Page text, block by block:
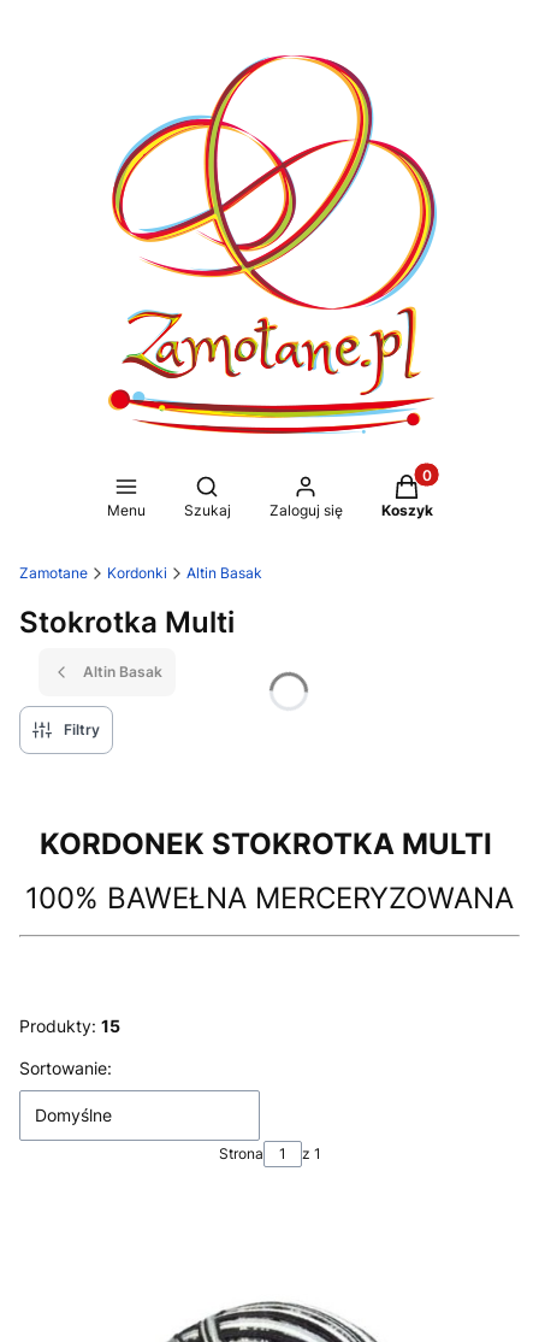
Menu
Otwórz wyszukiwarkę
Szukaj Zaloguj się
Produkty w
Koszyk
Zamotane Kordonki Altin Basak
Stokrotka Multi
Altin Basak
Filtry
KORDONEK STOKROTKA MULTI
100% BAWEŁNA MERCERYZOWANA
Produkty: 15
Lista produktów
Sortowanie:
Domyślne
Strona z 1